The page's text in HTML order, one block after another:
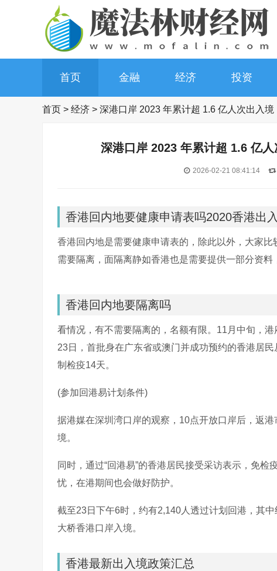
首页 金融 经济 投资
首页 > 经济 > 深港口岸 2023 年累计超 1.6 亿人次出入
深港口岸 2023 年累计超 1.6 亿
2026-02-21 08:41:14
香港回内地要健康申请表吗2020香港出
香港回内地是需要健康申请表的，除此以外，大家
需要隔离，面隔离静如香港也是需要提供一部分资料
香港回内地要隔离吗
看情况，有不需要隔离的，名额有限。11月中旬，
23日，首批身在广东省或澳门并成功预约的香港居
制检疫14天。
(参加回港易计划条件)
据港媒在深圳湾口岸的观察，10点开放口岸后，返
境。
同时，通过“回港易”的香港居民接受采访表示，免
忧，在港期间也会做好防护。
截至23日下午6时，约有2,140人透过计划回港，其
大桥香港口岸入境。
香港最新出入境政策汇总